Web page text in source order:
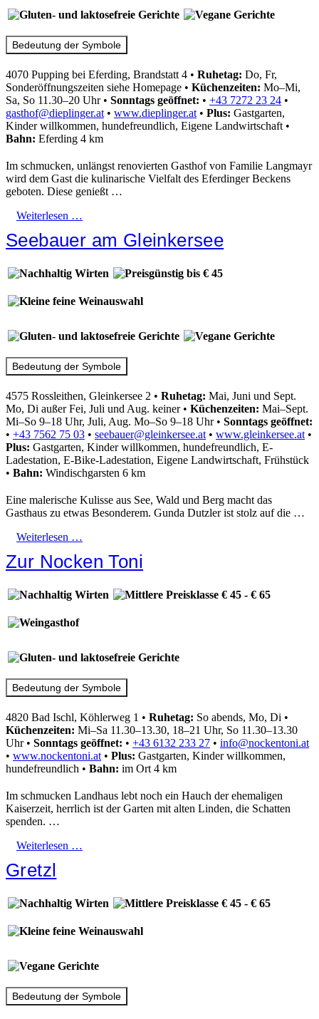
Bedeutung der Symbole
4070 Pupping bei Eferding, Brandstatt 4 • Ruhetag: Do, Fr,
Sonderöffnungszeiten siehe Homepage • Küchenzeiten: Mo–Mi,
Sa, So 11.30–20 Uhr• Sonntags geöffnet: • +43 7272 23 24 •
gasthof@dieplinger.at • www.dieplinger.at • Plus: Gastgarten,
Kinder willkommen, hundefreundlich, Eigene Landwirtschaft •
Bahn: Eferding 4 km
Im schmucken, unlängst renovierten Gasthof von Familie Langmayr
wird dem Gast die kulinarische Vielfalt des Eferdinger Beckens
geboten. Diese genießt …
Weiterlesen …
Seebauer am Gleinkersee
Bedeutung der Symbole
4575 Rossleithen, Gleinkersee 2 • Ruhetag: Mai, Juni und Sept.
Mo, Di außer Fei, Juli und Aug. keiner• Küchenzeiten: Mai–Sept.
Mi–So 9–18 Uhr, Juli, Aug. Mo–So 9–18 Uhr• Sonntags geöffnet:
• +43 7562 75 03 • seebauer@gleinkersee.at • www.gleinkersee.at •
Plus: Gastgarten, Kinder willkommen, hundefreundlich, E-
Ladestation, E-Bike-Ladestation, Eigene Landwirtschaft, Frühstück
• Bahn: Windischgarsten 6 km
Eine malerische Kulisse aus See, Wald und Berg macht das
Gasthaus zu etwas Besonderem. Gunda Dutzler ist stolz auf die …
Weiterlesen …
Zur Nocken Toni
Bedeutung der Symbole
4820 Bad Ischl, Köhlerweg 1 • Ruhetag: So abends, Mo, Di •
Küchenzeiten: Mi–Sa 11.30–13.30, 18–21 Uhr, So 11.30–13.30
Uhr• Sonntags geöffnet: • +43 6132 233 27 • info@nockentoni.at
• www.nockentoni.at • Plus: Gastgarten, Kinder willkommen,
hundefreundlich • Bahn: im Ort 4 km
Im schmucken Landhaus lebt noch ein Hauch der ehemaligen
Kaiserzeit, herrlich ist der Garten mit alten Linden, die Schatten
spenden. …
Weiterlesen …
Gretzl
Bedeutung der Symbole